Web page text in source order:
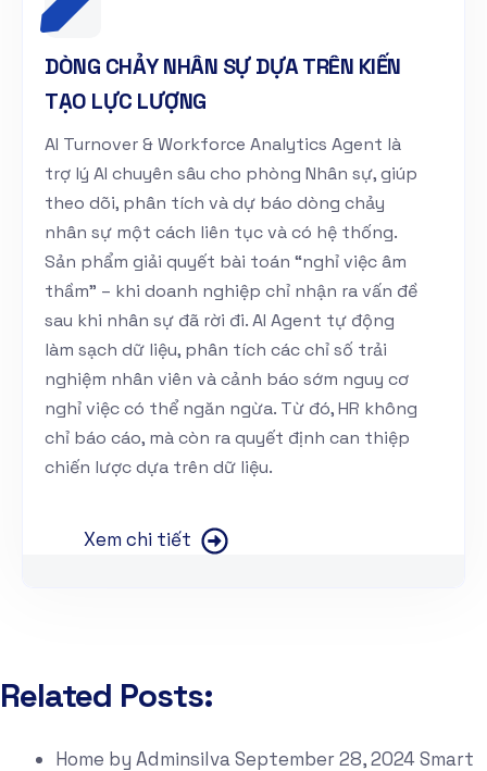
DÒNG CHẢY NHÂN SỰ DỰA TRÊN KIẾN
TẠO LỰC LƯỢNG
AI Turnover & Workforce Analytics Agent là
trợ lý AI chuyên sâu cho phòng Nhân sự, giúp
theo dõi, phân tích và dự báo dòng chảy
nhân sự một cách liên tục và có hệ thống.
Sản phẩm giải quyết bài toán “nghỉ việc âm
thầm” – khi doanh nghiệp chỉ nhận ra vấn đề
sau khi nhân sự đã rời đi. AI Agent tự động
làm sạch dữ liệu, phân tích các chỉ số trải
nghiệm nhân viên và cảnh báo sớm nguy cơ
nghỉ việc có thể ngăn ngừa. Từ đó, HR không
chỉ báo cáo, mà còn ra quyết định can thiệp
chiến lược dựa trên dữ liệu.
Xem chi tiết
Related Posts:
Home by AdminsilvaSeptember 28, 2024 Smart